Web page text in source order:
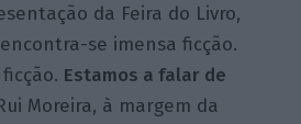
da Feira do Livro,
se imensa ficção.
Estamos a falar de
Moreira, à margem da